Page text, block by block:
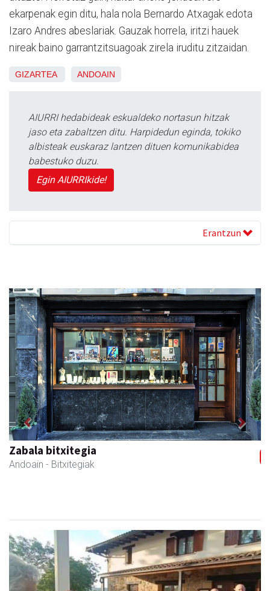
ekarpenak egin ditu, hala nola Bernardo Atxagak edota
Izaro Andres abeslariak. Gauzak horrela, iritzi hauek
nireak baino garrantzitsuagoak zirela iruditu zitzaidan.
GIZARTEA ANDOAIN
AIURRI hedabideak eskualdeko nortasun hitzak
jaso eta zabaltzen ditu. Harpidedun eginda, tokiko
albisteak euskaraz lantzen dituen komunikabidea
babestuko duzu.
Egin AIURRIkide!
Erantzun
Zabala bitxitegia
Andoain - Bitxitegiak
Previous Next